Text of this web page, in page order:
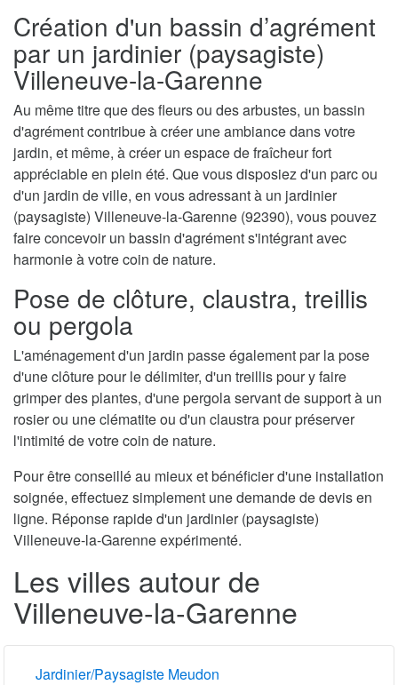
Création d'un bassin d’agrément
par un jardinier (paysagiste)
Villeneuve-la-Garenne
Au même titre que des fleurs ou des arbustes, un bassin
d'agrément contribue à créer une ambiance dans votre
jardin, et même, à créer un espace de fraîcheur fort
appréciable en plein été. Que vous disposiez d'un parc ou
d'un jardin de ville, en vous adressant à un jardinier
(paysagiste) Villeneuve-la-Garenne (92390), vous pouvez
faire concevoir un bassin d'agrément s'intégrant avec
harmonie à votre coin de nature.
Pose de clôture, claustra, treillis
ou pergola
L'aménagement d'un jardin passe également par la pose
d'une clôture pour le délimiter, d'un treillis pour y faire
grimper des plantes, d'une pergola servant de support à un
rosier ou une clématite ou d'un claustra pour préserver
l'intimité de votre coin de nature.
Pour être conseillé au mieux et bénéficier d'une installation
soignée, effectuez simplement une demande de devis en
ligne. Réponse rapide d'un jardinier (paysagiste)
Villeneuve-la-Garenne expérimenté.
Les villes autour de
Villeneuve-la-Garenne
Jardinier/Paysagiste Meudon